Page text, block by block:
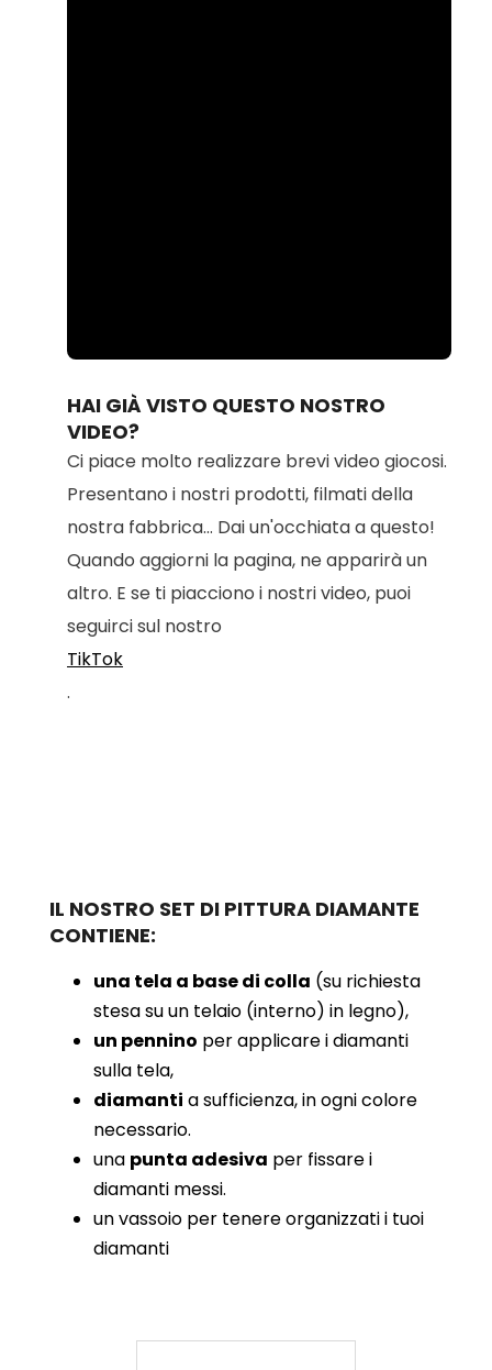
HAI GIÀ VISTO QUESTO NOSTRO
VIDEO?
Ci piace molto realizzare brevi video giocosi.
Presentano i nostri prodotti, filmati della
nostra fabbrica... Dai un'occhiata a questo!
Quando aggiorni la pagina, ne apparirà un
altro. E se ti piacciono i nostri video, puoi
seguirci sul nostro
TikTok
.
IL NOSTRO SET DI PITTURA DIAMANTE
CONTIENE:
una tela a base di colla (su richiesta
stesa su un telaio (interno) in legno),
un pennino per applicare i diamanti
sulla tela,
diamanti a sufficienza, in ogni colore
necessario.
una punta adesiva per fissare i
diamanti messi.
un vassoio per tenere organizzati i tuoi
diamanti